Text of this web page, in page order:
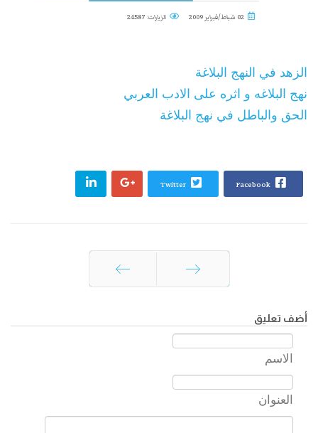
02 شباط/فبراير 2009 الزيارات: 24587
الزهد في النهج البلاغة
نهج البلاغه و اثره علی الادب العربي
الحق والباطل‏ في ‏نهج البلاغة
أضف تعليق
الاسم
العنوان